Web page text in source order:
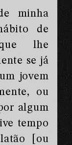
minha
de
lhe
se já
jovem
ou
algum
tempo
[ou